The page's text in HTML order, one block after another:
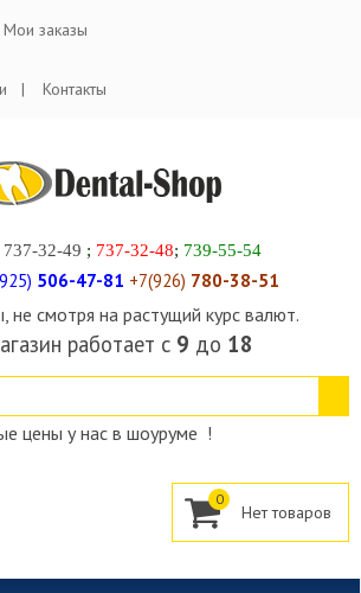
Мои заказы
Контакты
737-32-49 ; 737-32-48; 739-55-54
506-47-81 +7(926) 780-38-51
смотря на растущий курс валют.
работает с 9 до 18
цены у нас в шоуруме !
0